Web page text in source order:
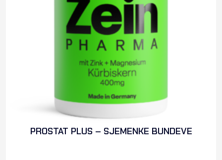
PROSTAT PLUS – SJEMENKE BUNDEVE